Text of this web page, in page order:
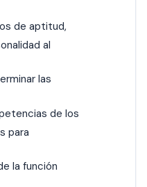
de aptitud,
al
las
de los
para
la función